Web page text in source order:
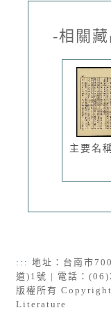
-相關
主要名
::: 地址：台南市
道)1號 | 電話：
版權所有
Literature